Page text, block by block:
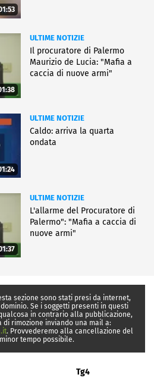
ULTIME NOTIZIE
Il procuratore di Palermo
Maurizio de Lucia: "Mafia a
caccia di nuove armi"
ULTIME NOTIZIE
Caldo: arriva la quarta
ondata
ULTIME NOTIZIE
L'allarme del Procuratore di
Palermo": "Mafia a caccia di
nuove armi"
sezione sono stati presi da internet,
Se i soggetti presenti in questi
in contrario alla pubblicazione,
rimozione inviando una mail a:
. Provvederemo alla cancellazione del
tempo possibile.
Tg4